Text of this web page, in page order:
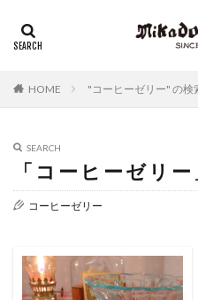
HOME "コーヒーゼリー" の検
SEARCH
「コーヒーゼリ
コーヒーゼリー
リキッドコ
チーズケーキ